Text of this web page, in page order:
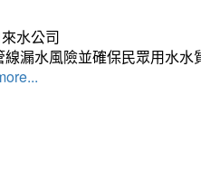
水公司
漏水風險並確保民眾用水